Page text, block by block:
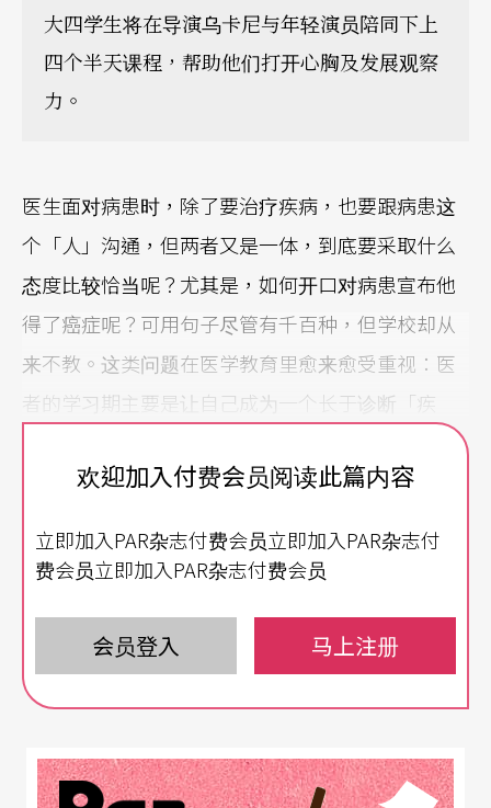
大四学生将在导演乌卡尼与年轻演员陪同下上
四个半天课程，帮助他们打开心胸及发展观察
力。
医生面对病患时，除了要治疗疾病，也要跟病患这
个「人」沟通，但两者又是一体，到底要采取什么
态度比较恰当呢？尤其是，如何开口对病患宣布他
得了癌症呢？可用句子尽管有千百种，但学校却从
来不教。这类问题在医学教育里愈来愈受重视：医
者的学习期主要是让自己成为一个长于诊断「疾
病」的专家，但事实上日后所面临的最大考验却多
半是如何跟患者面对面，尤其在患者意识抬头、医
culté de médecine de Montpellier）为此开了法国
upérieure d’art dramatique ，ENSAD）签约，推
出一个协助未来医生得以跟病患作人性化沟通的表
演课程。
医生有专业却欠缺沟通技巧
欢迎加入付费会员阅读此篇内容
立即加入PAR杂志付费会员立即加入PAR杂志付
费会员立即加入PAR杂志付费会员
会员登入 马上注册